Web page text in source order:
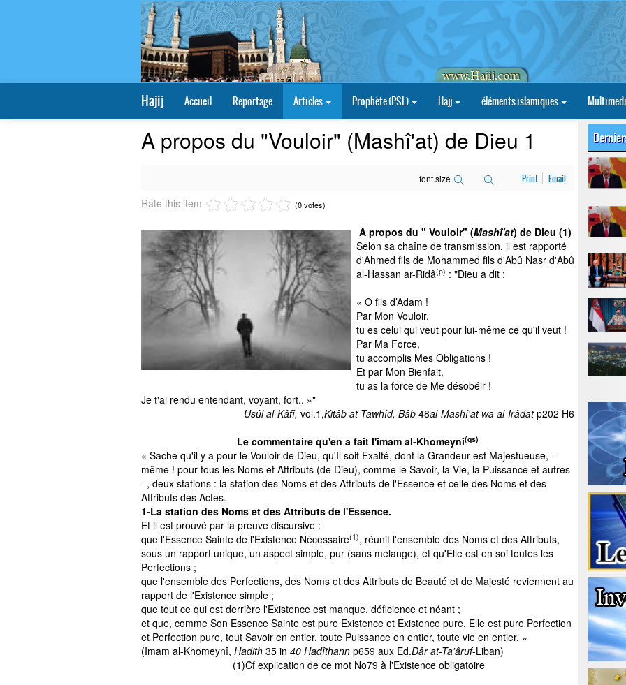
Hajij Accueil Reportage Articles Prophète (PSL) Hajj éléments islamiques
A propos du "Vouloir" (Mashî'at) de Dieu 1
font size Print Email
Rate this item (0 votes)
A propos du " Vouloir" (Mashî'at) de Dieu (1)
Selon sa chaîne de transmission, il est rapporté
d'Ahmed fils de Mohammed fils d'Abû Nasr d'Abû
al-Hassan ar-Ridâ(p) : "Dieu a dit :
« Ô fils d’Adam !
Par Mon Vouloir,
tu es celui qui veut pour lui-même ce qu'il veut !
Par Ma Force,
tu accomplis Mes Obligations !
Et par Mon Bienfait,
tu as la force de Me désobéir !
Je t'ai rendu entendant, voyant, fort.. »"
Usûl al-Kâfî, vol.1,Kitâb at-Tawhîd, Bâb 48al-Mashî'at wa al-Irâdatp202 H6
Le commentaire qu'en a fait l'imam al-Khomeynî(qs)
« Sache qu'il y a pour le Vouloir de Dieu, qu'Il soit Exalté, dont la Grandeur est Majestueuse, –
même ! pour tous les Noms et Attributs (de Dieu), comme le Savoir, la Vie, la Puissance et autres
–, deux stations : la station des Noms et des Attributs de l'Essence et celle des Noms et des
Attributs des Actes.
1-La station des Noms et des Attributs de l'Essence.
Et il est prouvé par la preuve discursive :
que l'Essence Sainte de l'Existence Nécessaire(1), réunit l'ensemble des Noms et des Attributs,
sous un rapport unique, un aspect simple, pur (sans mélange), et qu'Elle est en soi toutes les
Perfections ;
que l'ensemble des Perfections, des Noms et des Attributs de Beauté et de Majesté reviennent au
rapport de l'Existence simple ;
que tout ce qui est derrière l'Existence est manque, déficience et néant ;
et que, comme Son Essence Sainte est pure Existence et Existence pure, Elle est pure Perfection
et Perfection pure, tout Savoir en entier, toute Puissance en entier, toute vie en entier. »
(Imam al-Khomeynî, Hadith 35 in 40 Hadîthann p659 aux Ed.Dâr at-Ta'âruf-Liban)
(1)Cf explication de ce mot No79 à l'Existence obligatoire